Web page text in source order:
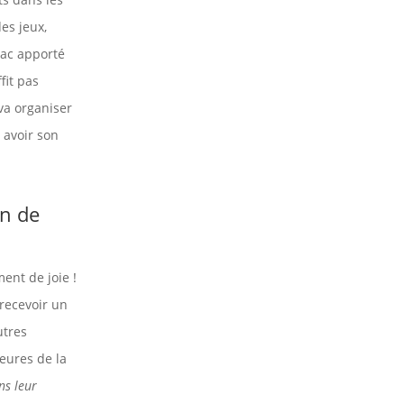
jeux,
apporté
pas
organiser
son
de
de joie !
un
de la
leur